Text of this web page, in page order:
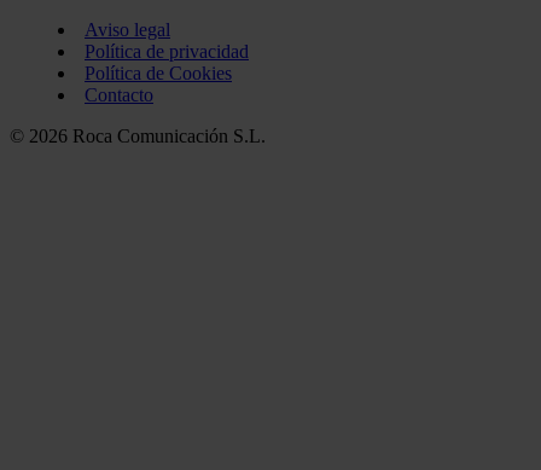
Aviso legal
Política de privacidad
Política de Cookies
Contacto
© 2026 Roca Comunicación S.L.